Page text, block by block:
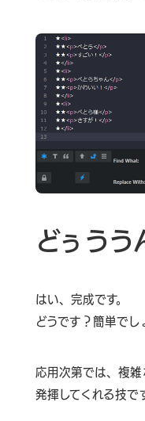
どぅうう
はい、完成です。
どうです？簡単でし
応用次第では、複
発揮してくれる技で